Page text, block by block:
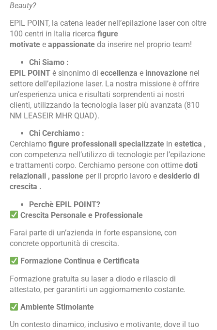
Beauty?
EPIL POINT, la catena leader nell’epilazione laser con oltre
100 centri in Italia ricerca figure
motivate e appassionate da inserire nel proprio team!
Chi Siamo :
EPIL POINT è sinonimo di eccellenza e innovazione nel
settore dell’epilazione laser. La nostra missione è offrire
un’esperienza unica e risultati sorprendenti ai nostri
clienti, utilizzando la tecnologia laser più avanzata (810
NM LEASEIR MHR QUAD).
Chi Cerchiamo :
Cerchiamo figure professionali specializzate in estetica ,
con competenza nell’utilizzo di tecnologie per l’epilazione
e trattamenti corpo. Cerchiamo persone con ottime doti
relazionali , passione per il proprio lavoro e desiderio di
crescita .
Perchè EPIL POINT?
Crescita Personale e Professionale
Farai parte di un’azienda in forte espansione, con
concrete opportunità di crescita.
Formazione Continua e Certificata
Formazione gratuita su laser a diodo e rilascio di
attestato, per garantirti un aggiornamento costante.
Ambiente Stimolante
Un contesto dinamico, inclusivo e motivante, dove il tuo